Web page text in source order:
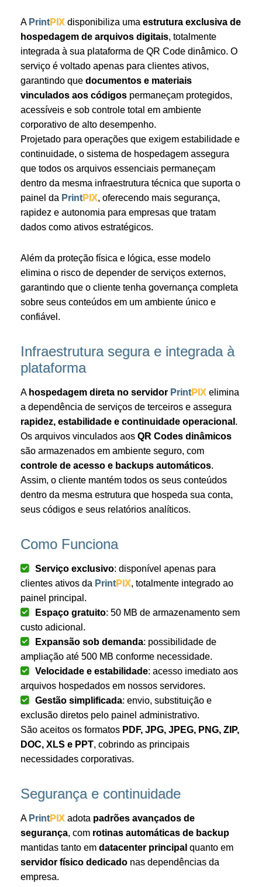
A PrintPIX disponibiliza uma estrutura exclusiva de
hospedagem de arquivos digitais, totalmente
integrada à sua plataforma de QR Code dinâmico. O
serviço é voltado apenas para clientes ativos,
garantindo que documentos e materiais
vinculados aos códigos permaneçam protegidos,
acessíveis e sob controle total em ambiente
corporativo de alto desempenho.
Projetado para operações que exigem estabilidade e
continuidade, o sistema de hospedagem assegura
que todos os arquivos essenciais permaneçam
dentro da mesma infraestrutura técnica que suporta o
painel da PrintPIX, oferecendo mais segurança,
rapidez e autonomia para empresas que tratam
dados como ativos estratégicos.
Além da proteção física e lógica, esse modelo
elimina o risco de depender de serviços externos,
garantindo que o cliente tenha governança completa
sobre seus conteúdos em um ambiente único e
confiável.
Infraestrutura segura e integrada à
plataforma
A hospedagem direta no servidor PrintPIX elimina
a dependência de serviços de terceiros e assegura
rapidez, estabilidade e continuidade operacional .
Os arquivos vinculados aos QR Codes dinâmicos
são armazenados em ambiente seguro, com
controle de acesso e backups automáticos.
Assim, o cliente mantém todos os seus conteúdos
dentro da mesma estrutura que hospeda sua conta,
seus códigos e seus relatórios analíticos.
Como Funciona
Serviço exclusivo: disponível apenas para
clientes ativos da PrintPIX, totalmente integrado ao
painel principal.
Espaço gratuito: 50 MB de armazenamento sem
custo adicional.
Expansão sob demanda: possibilidade de
ampliação até 500 MB conforme necessidade.
Velocidade e estabilidade: acesso imediato aos
arquivos hospedados em nossos servidores.
Gestão simplificada: envio, substituição e
exclusão diretos pelo painel administrativo.
São aceitos os formatos PDF, JPG, JPEG, PNG, ZIP,
DOC, XLS e PPT, cobrindo as principais
necessidades corporativas.
Segurança e continuidade
A PrintPIX adota padrões avançados de
segurança, com rotinas automáticas de backup
mantidas tanto em datacenter principal quanto em
servidor físico dedicado nas dependências da
empresa.